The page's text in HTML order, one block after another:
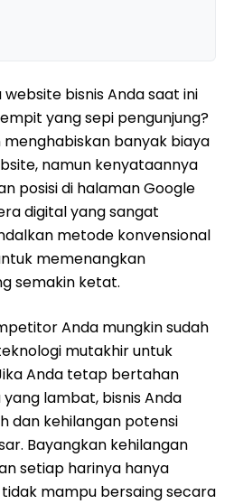
bisnis Anda saat ini
yang sepi pengunjung?
menghabiskan banyak biaya
namun kenyataannya
posisi di halaman Google
digital yang sangat
metode konvensional
memenangkan
semakin ketat.
Anda mungkin sudah
mutakhir untuk
Anda tetap bertahan
lambat, bisnis Anda
dan kehilangan potensi
Bayangkan kehilangan
setiap harinya hanya
mampu bersaing secara